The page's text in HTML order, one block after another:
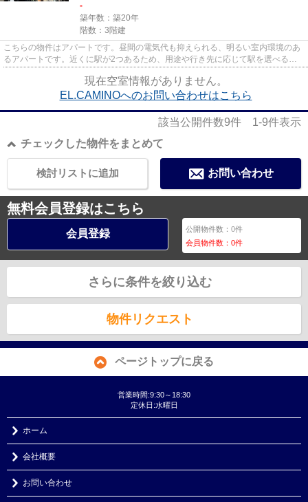
-
築年数：築20年
階数：3階建
こちらの物件はアパートです。昼間の電気代も抑えられる、明るい室内環境のあ
るアパートです。近くに駅が2つあるため、用途や行き先に応じて駅を選べる物
現在空室情報がありません。
EL.CAMINOへのお問い合わせはこちら
該当公開件数9件 1-9件表示
チェックした物件をまとめて
お問い合わせ
検討リストに追加
無料会員登録はこちら
会員登録 公開物件数：0件
会員物件数：0件
さらに条件を絞り込む
物件リクエスト
ページトップに戻る
営業時間:9:30～18:30
定休日:水曜日
ホーム
会社概要
お問い合わせ